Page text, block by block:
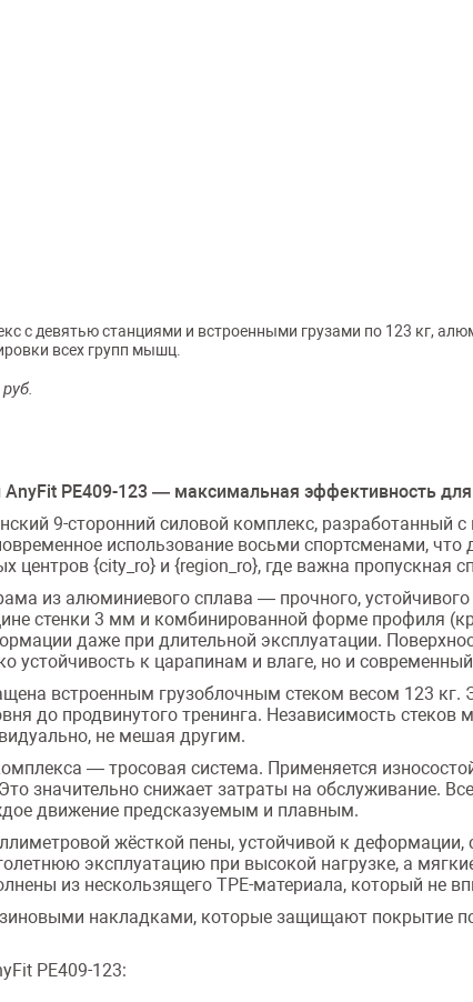
с девятью станциями и встроенными грузами по 123 кг,
всех групп мышц.
руб.
PE409-123 — максимальная эффективность
9-сторонний силовой комплекс,
использование восьми спортсменами,
центров {city_ro} и {region_ro}, где важна пропускная
из алюминиевого сплава — прочного,
стенки 3 мм и комбинированной форме профиля
даже при длительной эксплуатации.
устойчивость к царапинам и влаге, но и
встроенным грузоблочным стеком весом 123
до продвинутого тренинга. Независимость
не мешая другим.
— тросовая система. Применяется
значительно снижает затраты на
движение предсказуемым и плавным.
жёсткой пены, устойчивой к
эксплуатацию при высокой нагрузке, а
из нескользящего TPE-материала, который не
накладками, которые защищают покрытие
PE409-123: